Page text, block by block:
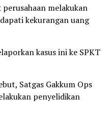
perusahaan melakukan
kekurangan uang
kasus ini ke SPKT
Satgas Gakkum Ops
penyelidikan